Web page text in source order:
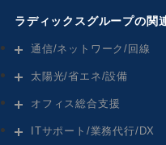
ラディックスグループの関
通信/ネットワーク/回線
太陽光/省エネ/設備
オフィス総合支援
ITサポート/業務代行/DX